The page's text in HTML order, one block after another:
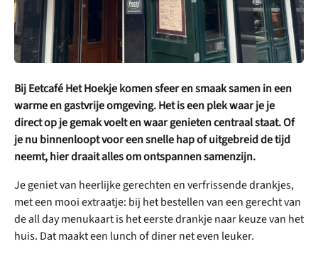
Bij Eetcafé Het Hoekje komen sfeer en smaak samen in een
warme en gastvrije omgeving. Het is een plek waar je je
direct op je gemak voelt en waar genieten centraal staat. Of
je nu binnenloopt voor een snelle hap of uitgebreid de tijd
neemt, hier draait alles om ontspannen samenzijn.
Je geniet van heerlijke gerechten en verfrissende drankjes,
met een mooi extraatje: bij het bestellen van een gerecht van
de all day menukaart is het eerste drankje naar keuze van het
huis. Dat maakt een lunch of diner net even leuker.